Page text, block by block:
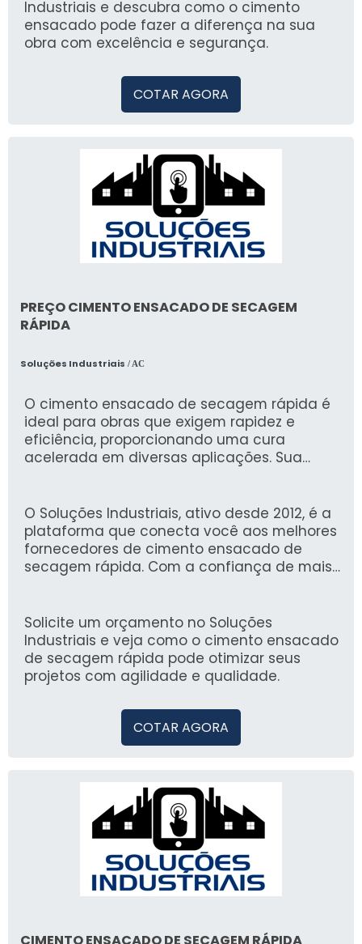
necessidades de construção.
Industriais e descubra como o cimento
ensacado pode fazer a diferença na sua
obra com excelência e segurança.
COTAR AGORA
PREÇO CIMENTO ENSACADO DE SECAGEM
RÁPIDA
Soluções Industriais / AC
O cimento ensacado de secagem rápida é
ideal para obras que exigem rapidez e
eficiência, proporcionando uma cura
acelerada em diversas aplicações. Sua
das atividades em um curto espaço de
tempo.
O Soluções Industriais, ativo desde 2012, é a
plataforma que conecta você aos melhores
fornecedores de cimento ensacado de
secagem rápida. Com a confiança de mais
busca por soluções industriais.
Solicite um orçamento no Soluções
Industriais e veja como o cimento ensacado
de secagem rápida pode otimizar seus
projetos com agilidade e qualidade.
COTAR AGORA
CIMENTO ENSACADO DE SECAGEM RÁPIDA